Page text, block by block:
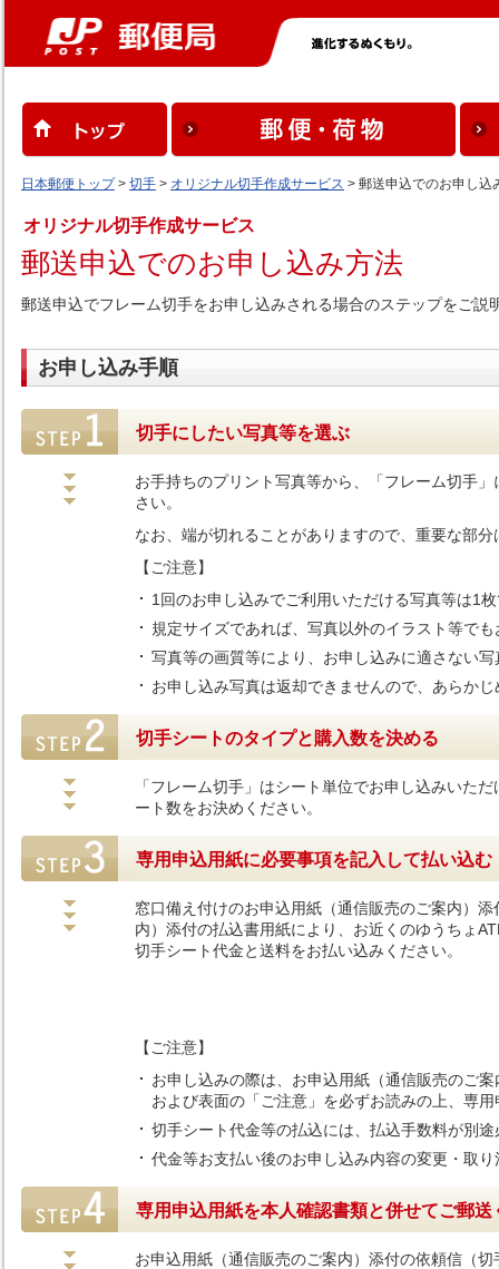
日本郵便トップ> 切手 > オリジナル切手作成サービス > 郵送申込でのお申し込
オリジナル切手作成サービス
郵送申込でのお申し込み方法
郵送申込でフレーム切手をお申し込みされる場合のステップをご説
お申し込み手順
切手にしたい写真等を選ぶ
お手持ちのプリント写真等から、「フレーム切手
さい。
なお、端が切れることがありますので、重要な部
【ご注意】
1回のお申し込みでご利用いただける写真等は1
規定サイズであれば、写真以外のイラスト等で
写真等の画質等により、お申し込みに適さない
お申し込み写真は返却できませんので、あらか
切手シートのタイプと購入数を決める
「フレーム切手」はシート単位でお申し込みいた
ート数をお決めください。
専用申込用紙に必要事項を記入して払い込む
窓口備え付けのお申込用紙（通信販売のご案内）
内）添付の払込書用紙により、お近くのゆうちょ
切手シート代金と送料をお払い込みください。
【ご注意】
お申し込みの際は、お申込用紙（通信販売のご
および表面の「ご注意」を必ずお読みの上、専
切手シート代金等の払込には、払込手数料が別途
代金等お支払い後のお申し込み内容の変更・取
専用申込用紙を本人確認書類と併せてご郵送
お申込用紙（通信販売のご案内）添付の依頼信（